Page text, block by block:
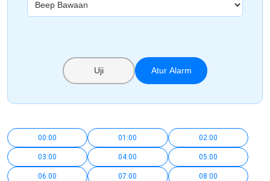
Uji Atur Alarm
00:00 01:00 02:00
03:00 04:00 05:00
06:00 07:00 08:00